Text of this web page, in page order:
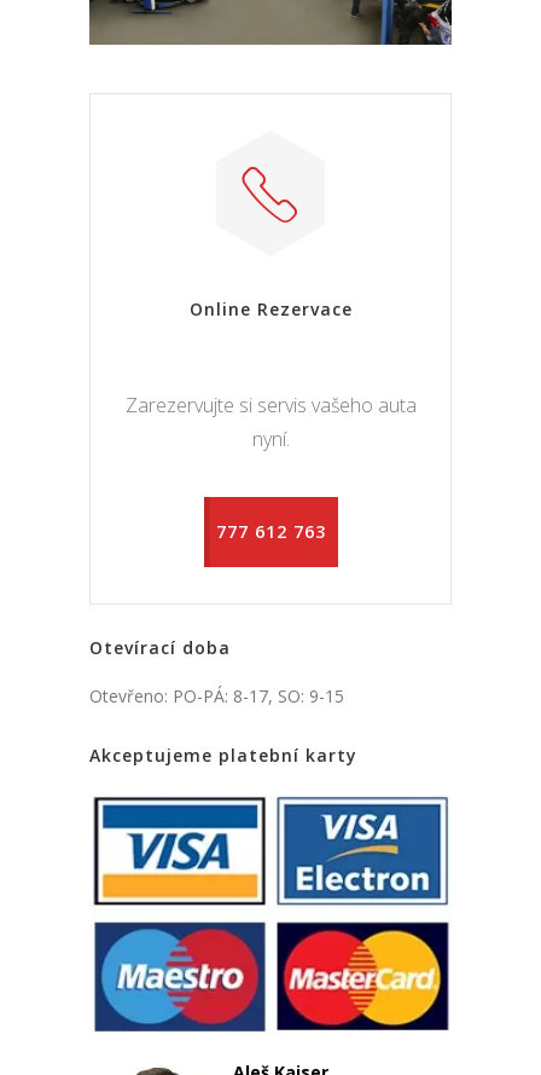
Online Rezervace
Zarezervujte si servis vašeho auta
nyní.
777 612 763
Otevírací doba
Otevřeno: PO-PÁ: 8-17, SO: 9-15
Akceptujeme platební karty